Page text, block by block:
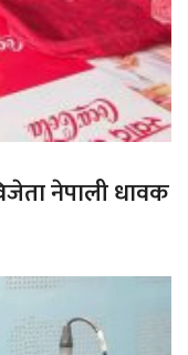
नेपाली धावक